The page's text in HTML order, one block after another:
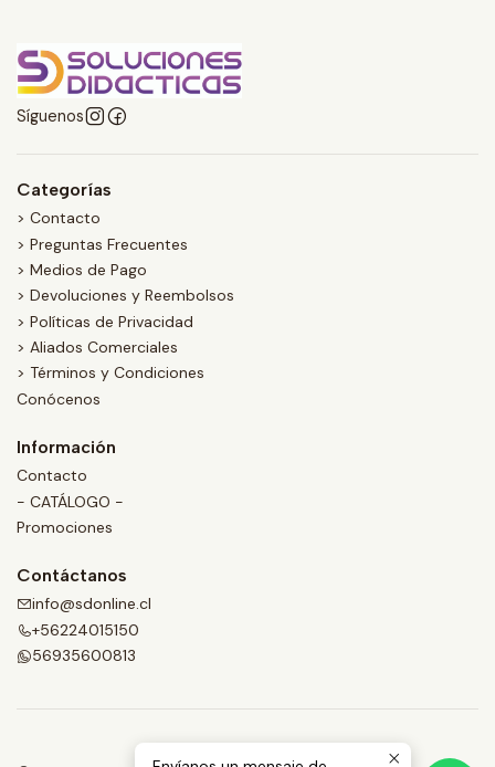
Síguenos
Categorías
> Contacto
> Preguntas Frecuentes
> Medios de Pago
> Devoluciones y Reembolsos
> Políticas de Privacidad
> Aliados Comerciales
> Términos y Condiciones
Conócenos
Información
Contacto
- CATÁLOGO -
Promociones
Contáctanos
info@sdonline.cl
+56224015150
56935600813